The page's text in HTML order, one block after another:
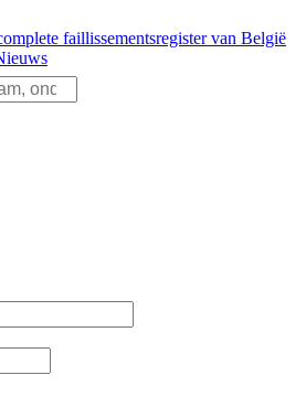
faillissementsregister van België